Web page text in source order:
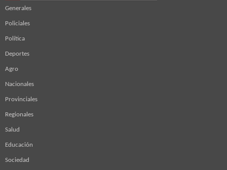
Generales
Policiales
Política
Deportes
Agro
Nacionales
Provinciales
Regionales
Salud
Educación
Sociedad